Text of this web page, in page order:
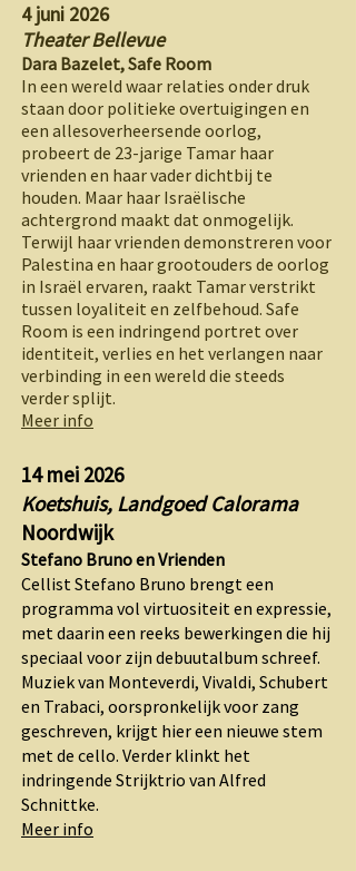
4 juni 2026
Theater Bellevue
Dara Bazelet, Safe Room
In een wereld waar relaties onder druk
staan door politieke overtuigingen en
een allesoverheersende oorlog,
probeert de 23-jarige Tamar haar
vrienden en haar vader dichtbij te
houden. Maar haar Israëlische
achtergrond maakt dat onmogelijk.
Terwijl haar vrienden demonstreren voor
Palestina en haar grootouders de oorlog
in Israël ervaren, raakt Tamar verstrikt
tussen loyaliteit en zelfbehoud. Safe
Room is een indringend portret over
identiteit, verlies en het verlangen naar
verbinding in een wereld die steeds
verder splijt.
Meer info
14 mei 2026
Koetshuis, Landgoed Calorama
Noordwijk
Stefano Bruno en Vrienden
Cellist Stefano Bruno brengt een
programma vol virtuositeit en expressie,
met daarin een reeks bewerkingen die hij
speciaal voor zijn debuutalbum schreef.
Muziek van Monteverdi, Vivaldi, Schubert
en Trabaci, oorspronkelijk voor zang
geschreven, krijgt hier een nieuwe stem
met de cello. Verder klinkt het
indringende Strijktrio van Alfred
Schnittke.
Meer info